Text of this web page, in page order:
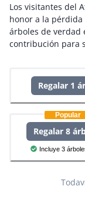
Los visitantes del
honor a la
árboles de verdad
contribución para
Regalar 1
Popular
Regalar 8
Incluye 3